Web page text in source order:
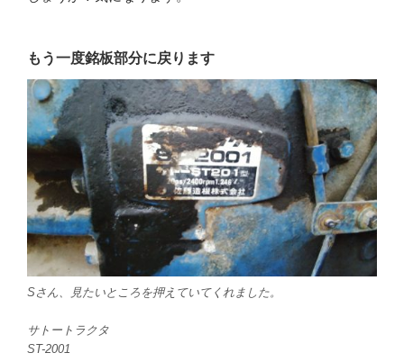
もう一度銘板部分に戻ります
Sさん、見たいところを押えていてくれました。
サトートラクタ
ST-2001